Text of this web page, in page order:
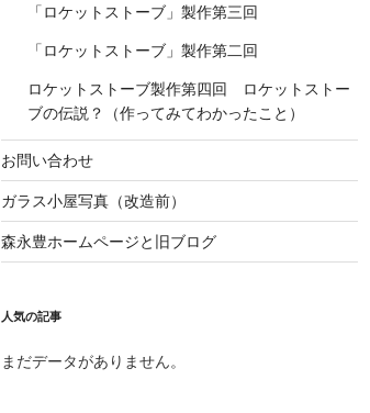
「ロケットストーブ」製作第三回
「ロケットストーブ」製作第二回
ロケットストーブ製作第四回 ロケットストー
ブの伝説？（作ってみてわかったこと）
お問い合わせ
ガラス小屋写真（改造前）
森永豊ホームページと旧ブログ
人気の記事
まだデータがありません。